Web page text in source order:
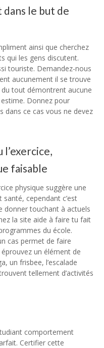
dans le but de
ainsi que cherchez
qui les gens discutent.
touriste. Demandez-nous
aucunement il se trouve
tout démontrent aucune
estime. Donnez pour
dans ce cas vous ne devez
faisable
physique suggère une
cependant c’est
donner touchant à actuels
la site aide à faire tu fait
du école.
cas permet de faire
un élément de
un frisbee, l’escalade
tellement d’activités
comportement
Certifier cette